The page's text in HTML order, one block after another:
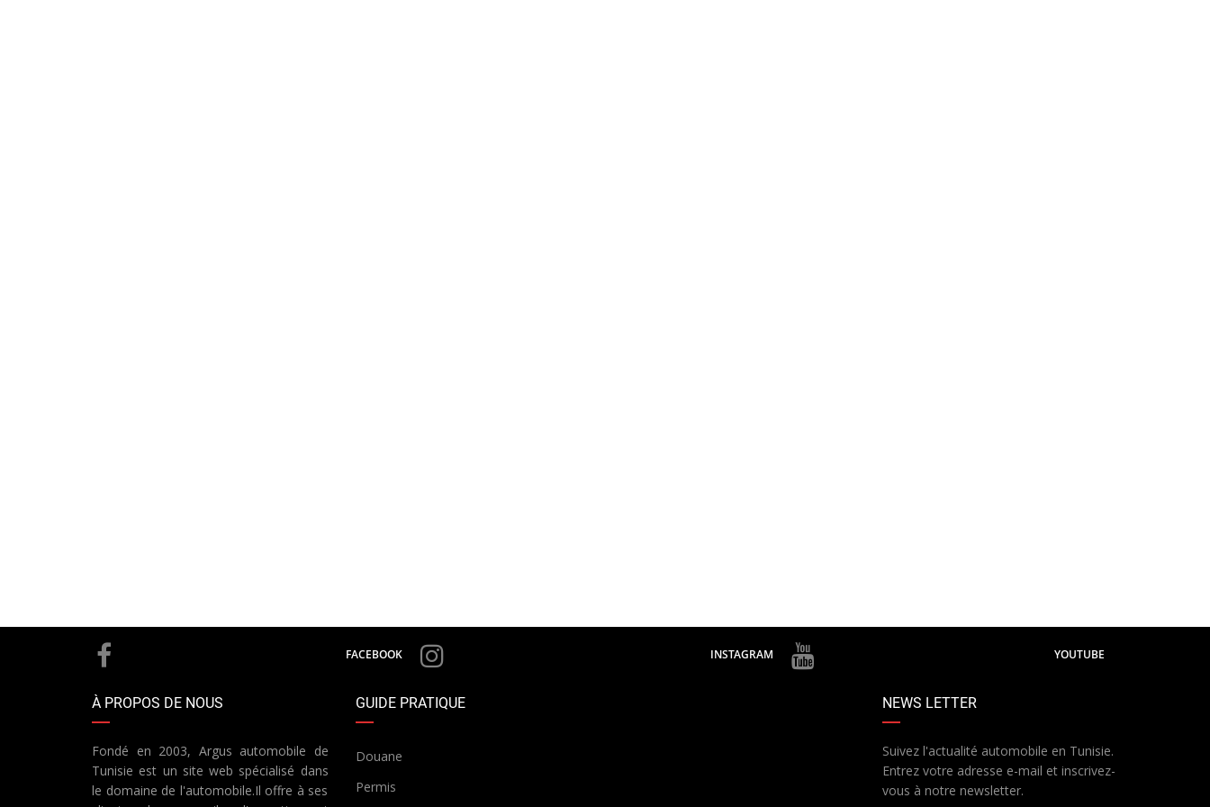
FACEBOOK INSTAGRAM YOUTUBE
À PROPOS DE NOUS
Fondé en 2003, Argus automobile de
Tunisie est un site web spécialisé dans
le domaine de l'automobile.Il offre à ses
GUIDE PRATIQUE
Douane
Permis
NEWS LETTER
Suivez l'actualité automobile en Tunisie.
Entrez votre adresse e-mail et inscrivez-
vous à notre newsletter.